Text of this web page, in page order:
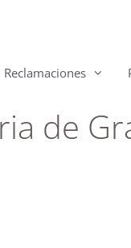
Reclamaciones
de